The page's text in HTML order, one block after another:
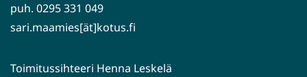
puh. 0295 331 049
sari.maamies[ät]kotus.fi
Toimitussihteeri Henna Leskelä